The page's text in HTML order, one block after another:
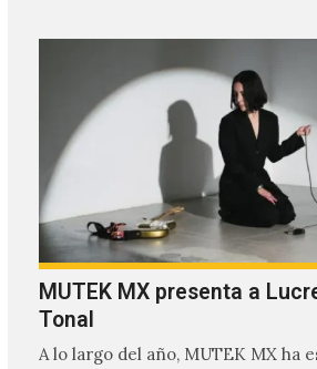
MUTEK MX presenta a
Tonal
A lo largo del año, MUTEK MX ha